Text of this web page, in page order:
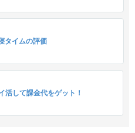
タイムの評価
活して課金代をゲット！